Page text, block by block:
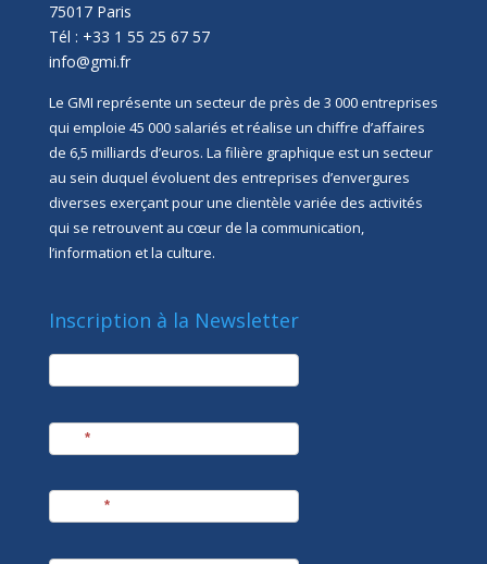
75017 Paris
Tél : +33 1 55 25 67 57
info@gmi.fr
Le GMI représente un secteur de près de 3 000 entreprises
qui emploie 45 000 salariés et réalise un chiffre d’affaires
de 6,5 milliards d’euros. La filière graphique est un secteur
au sein duquel évoluent des entreprises d’envergures
diverses exerçant pour une clientèle variée des activités
qui se retrouvent au cœur de la communication,
l’information et la culture.
Inscription à la Newsletter
newsletter
*
*